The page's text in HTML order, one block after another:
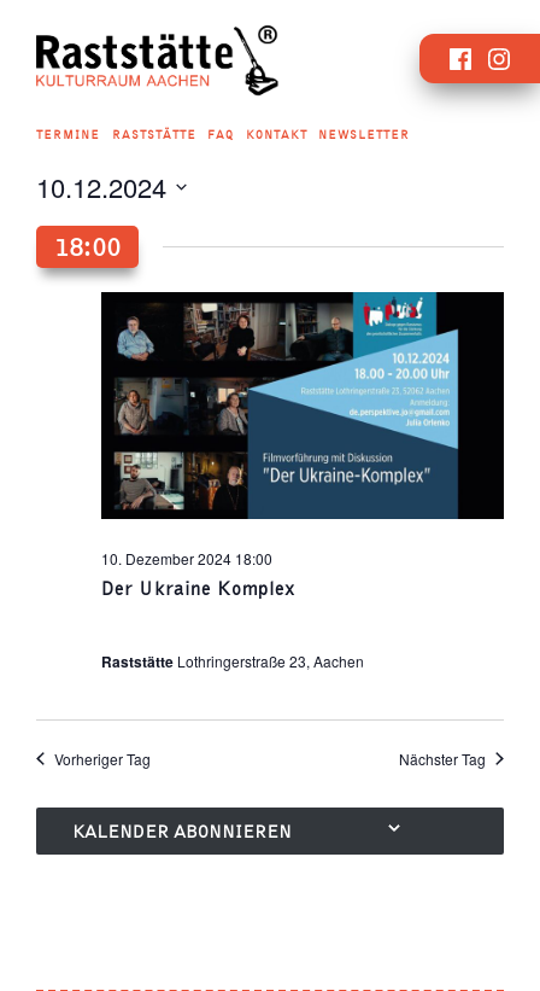
Inhalt
TERMINE RASTSTÄTTE FAQ KONTAKT NEWSLETTER
10.12.2024
Datum
wählen.
18:00
10. Dezember 2024 18:00
Der Ukraine Komplex
Raststätte Lothringerstraße 23, Aachen
Vorheriger Tag Nächster Tag
KALENDER ABONNIEREN